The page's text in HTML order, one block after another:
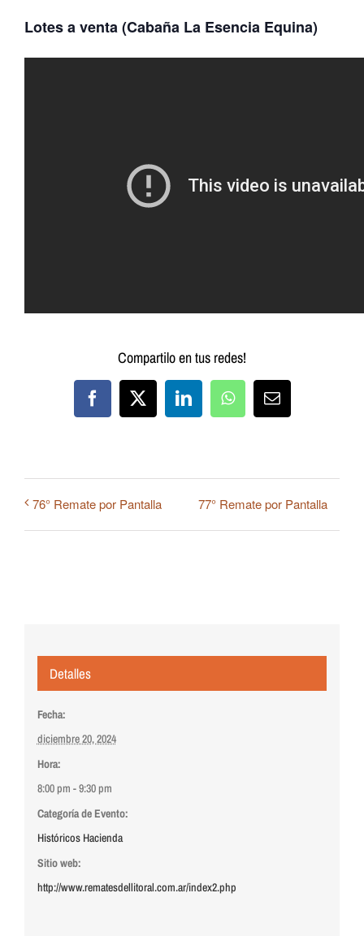
Lotes a venta (Cabaña La Esencia Equina)
Compartilo en tus redes!
Facebook
X LinkedInWhatsAppCorreo
electrónico
76° Remate por Pantalla 77° Remate por Pantalla
Detalles
Fecha:
diciembre 20, 2024
Hora:
8:00 pm - 9:30 pm
Categoría de Evento:
Históricos Hacienda
Sitio web:
http://www.rematesdellitoral.com.ar/index2.php